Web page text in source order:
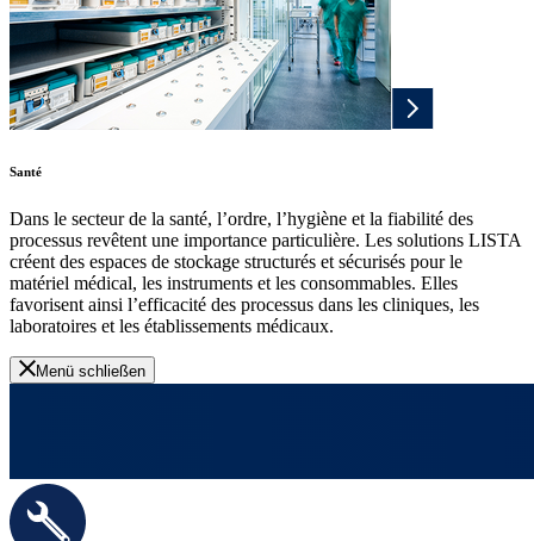
Santé
Dans le secteur de la santé, l’ordre, l’hygiène et la fiabilité des
processus revêtent une importance particulière. Les solutions LISTA
créent des espaces de stockage structurés et sécurisés pour le
matériel médical, les instruments et les consommables. Elles
favorisent ainsi l’efficacité des processus dans les cliniques, les
laboratoires et les établissements médicaux.
Menü schließen